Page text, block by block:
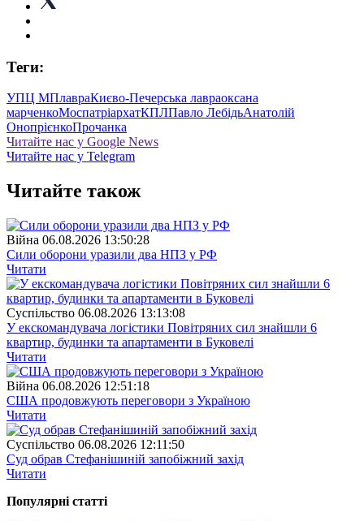
Теги:
УПЦ МПлавраКиєво-Печерська лавраоксана
марченкоМоспатріархатКПЛПавло ЛебідьАнатолій
ОнопрієнкоПрочанка
Читайте нас у Google News
Читайте нас у Telegram
Читайте також
Війна 06.08.2026 13:50:28
Сили оборони уразили два НПЗ у РФ
Читати
Суспiльство 06.08.2026 13:13:08
У екскомандувача логістики Повітряних сил знайшли 6
квартир, будинки та апартаменти в Буковелі
Читати
Війна 06.08.2026 12:51:18
США продовжують переговори з Україною
Читати
Суспiльство 06.08.2026 12:11:50
Суд обрав Стефанішиній запобіжний захід
Читати
Популярнi статтi